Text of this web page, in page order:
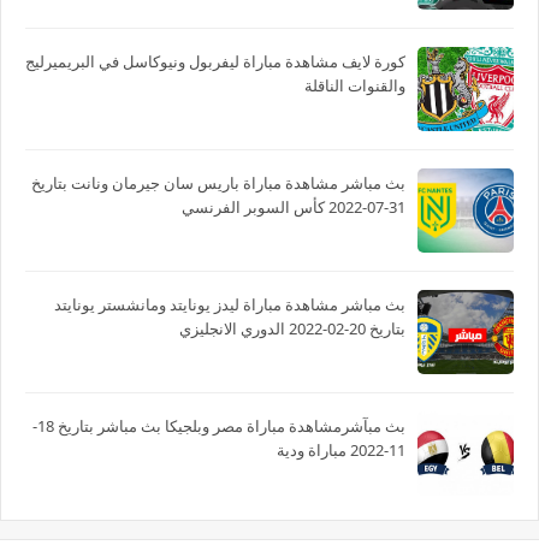
كورة لايف مشاهدة مباراة ليفربول ونيوكاسل في البريميرليج
والقنوات الناقلة
بث مباشر مشاهدة مباراة باريس سان جيرمان ونانت بتاريخ
31-07-2022 كأس السوبر الفرنسي
بث مباشر مشاهدة مباراة ليدز يونايتد ومانشستر يونايتد
بتاريخ 20-02-2022 الدوري الانجليزي
بث مبآشرمشاهدة مباراة مصر وبلجيكا بث مباشر بتاريخ 18-
11-2022 مباراة ودية